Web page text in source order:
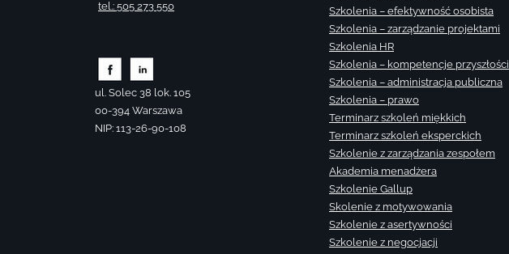
tel.: 505 273 550
ul. Solec 38 lok. 105
00-394 Warszawa
NIP: 113-26-90-108
Szkolenia – efektywność osobista
Szkolenia – zarządzanie projektami
Szkolenia HR
Szkolenia – kompetencje przyszłości
Szkolenia – administracja publiczna
Szkolenia – prawo
Terminarz szkoleń miękkich
Terminarz szkoleń eksperckich
Szkolenie z zarządzania zespołem
Akademia menadżera
Szkolenie Gallup
Skolenie z motywowania
Szkolenie z asertywności
Szkolenie z negocjacji